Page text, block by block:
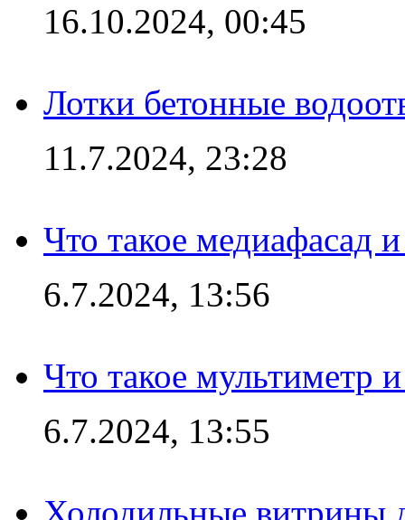
16.10.2024, 00:45
Лотки бетонные
11.7.2024, 23:28
Что такое медиафасад
6.7.2024, 13:56
Что такое мультиметр
6.7.2024, 13:55
Холодильные витрины